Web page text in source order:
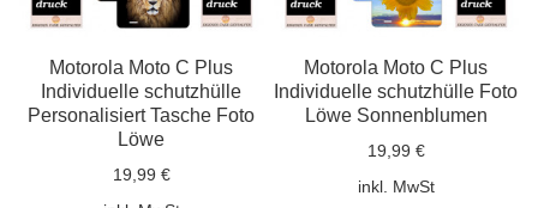
Motorola Moto C Plus
Individuelle schutzhülle
Personalisiert Tasche Foto
Löwe
19,99 €
Motorola Moto C Plus
Individuelle schutzhülle Foto
Löwe Sonnenblumen
19,99 €
inkl. MwSt